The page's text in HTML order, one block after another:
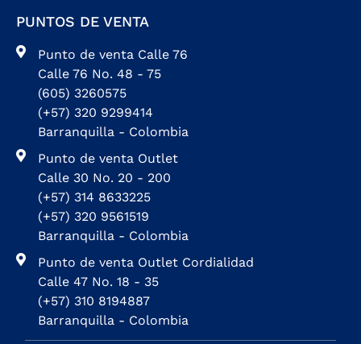
PUNTOS DE VENTA
Punto de venta Calle 76
Calle 76 No. 48 - 75
(605) 3260575
(+57) 320 9299414
Barranquilla - Colombia
Punto de venta Outlet
Calle 30 No. 20 - 200
(+57) 314 8633225
(+57) 320 9561519
Barranquilla - Colombia
Punto de venta Outlet Cordialidad
Calle 47 No. 18 - 35
(+57) 310 8194887
Barranquilla - Colombia